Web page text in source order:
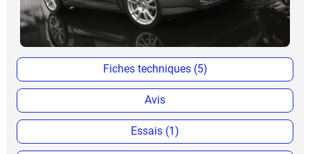
Fiches techniques (5)
Avis
Essais (1)